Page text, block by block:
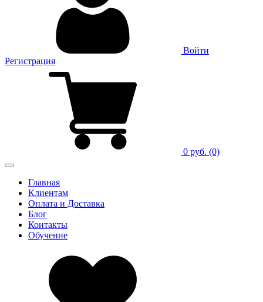
Войти
Регистрация
0 руб. (0)
Главная
Клиентам
Оплата и Доставка
Блог
Контакты
Обучение